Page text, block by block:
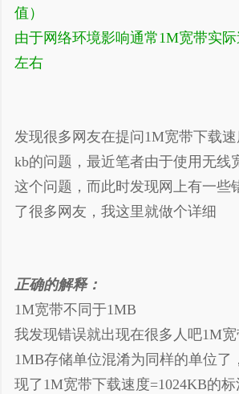
值）
由于网络环境影响通常1M宽带实
左右
发现很多网友在提问1M宽带下载
kb的问题，最近笔者由于使用无线
这个问题，而此时发现网上有一些
了很多网友，我这里就做个详细
正确的解释：
1M宽带不同于1MB
我发现错误就出现在很多人吧1M
1MB存储单位混淆为同样的单位了
现了1M宽带下载速度=1024KB的